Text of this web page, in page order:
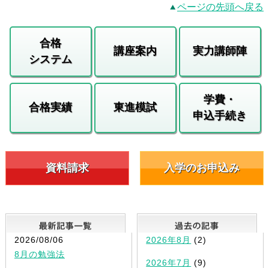
ページの先頭へ戻る
合格
システム
講座案内 実力講師陣
合格実績 東進模試
学費・
申込手続き
資料請求 入学のお申込み
最新記事一覧
2026/08/06
8月の勉強法
2026年8月 (2)
2026年7月 (9)